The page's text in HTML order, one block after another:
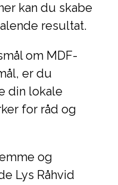
kan du skabe
resultat.
om MDF-
er du
din lokale
for råd og
og
Lys Råhvid